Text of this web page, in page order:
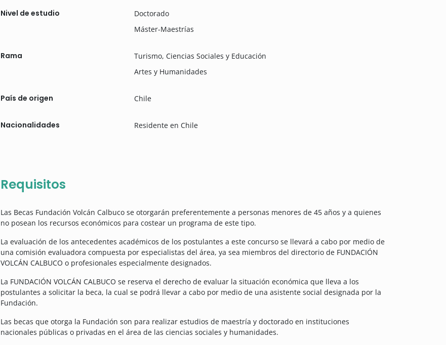
Nivel de estudio
Doctorado
Máster-Maestrías
Rama
Turismo, Ciencias Sociales y Educación
Artes y Humanidades
País de origen Chile
Nacionalidades Residente en Chile
Requisitos
Las Becas Fundación Volcán Calbuco se otorgarán preferentemente a personas menores de 45 años y a quienes
no posean los recursos económicos para costear un programa de este tipo.
La evaluación de los antecedentes académicos de los postulantes a este concurso se llevará a cabo por medio de
una comisión evaluadora compuesta por especialistas del área, ya sea miembros del directorio de FUNDACIÓN
VOLCÁN CALBUCO o profesionales especialmente designados.
La FUNDACIÓN VOLCÁN CALBUCO se reserva el derecho de evaluar la situación económica que lleva a los
postulantes a solicitar la beca, la cual se podrá llevar a cabo por medio de una asistente social designada por la
Fundación.
Las becas que otorga la Fundación son para realizar estudios de maestría y doctorado en instituciones
nacionales públicas o privadas en el área de las ciencias sociales y humanidades.